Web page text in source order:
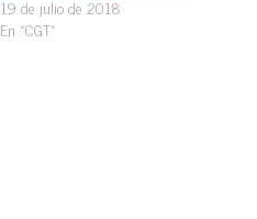
19 de julio de 2018
En «CGT»